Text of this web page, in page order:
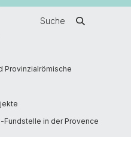
Suche
Provinzialrömische
Fundstelle in der Provence